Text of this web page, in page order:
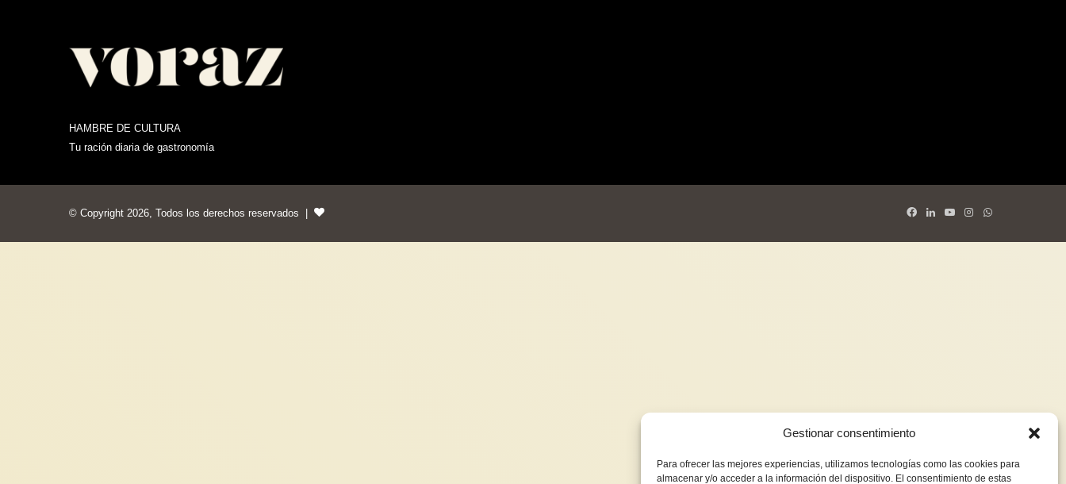
Gestionar consentimiento
Para ofrecer las mejores experiencias, utilizamos tecnologías como las cookies para
almacenar y/o acceder a la información del dispositivo. El consentimiento de estas
HAMBRE DE CULTURA
Tu ración diaria de gastronomía
© Copyright 2026, Todos los derechos reservados |